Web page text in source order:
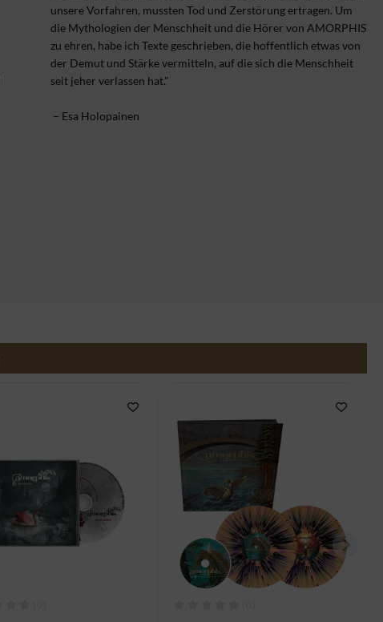
unsere Vorfahren, mussten Tod und Zerstörung ertragen. Um
die Mythologien der Menschheit und die Hörer von AMORPHIS
zu ehren, habe ich Texte geschrieben, die hoffentlich etwas von
der Demut und Stärke vermitteln, auf die sich die Menschheit
seit jeher verlassen hat."
– Esa Holopainen